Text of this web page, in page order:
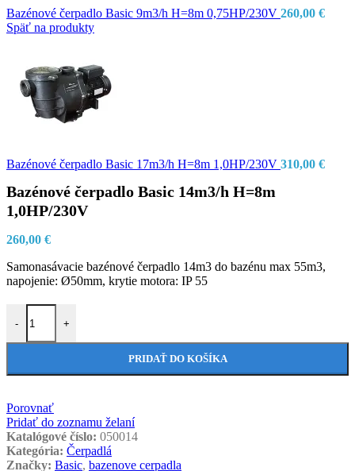
Bazénové čerpadlo Basic 9m3/h H=8m 0,75HP/230V 260,00 €
Späť na produkty
Bazénové čerpadlo Basic 17m3/h H=8m 1,0HP/230V 310,00 €
Bazénové čerpadlo Basic 14m3/h H=8m
1,0HP/230V
260,00 €
Samonasávacie bazénové čerpadlo 14m3 do bazénu max 55m3,
napojenie: Ø50mm, krytie motora: IP 55
-
množstvo Bazénové čerpadlo Basic 14m3/h H=8m 1,0HP/230V
+
PRIDAŤ DO KOŠÍKA
Porovnať
Pridať do zoznamu želaní
Katalógové číslo: 050014
Kategória: Čerpadlá
Značky: Basic, bazenove cerpadla